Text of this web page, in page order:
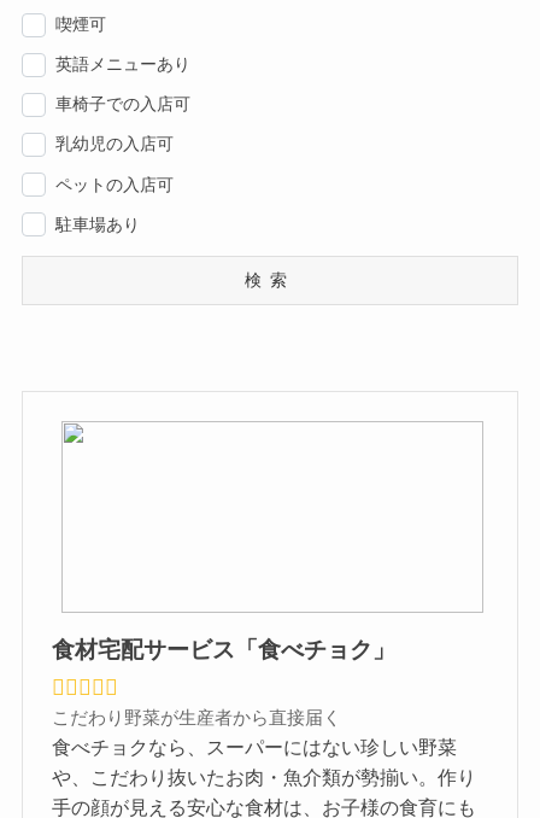
喫煙可
英語メニューあり
車椅子での入店可
乳幼児の入店可
ペットの入店可
駐車場あり
検索
食材宅配サービス「食べチョク」
こだわり野菜が生産者から直接届く
食べチョクなら、スーパーにはない珍しい野菜
や、こだわり抜いたお肉・魚介類が勢揃い。作り
手の顔が見える安心な食材は、お子様の食育にも